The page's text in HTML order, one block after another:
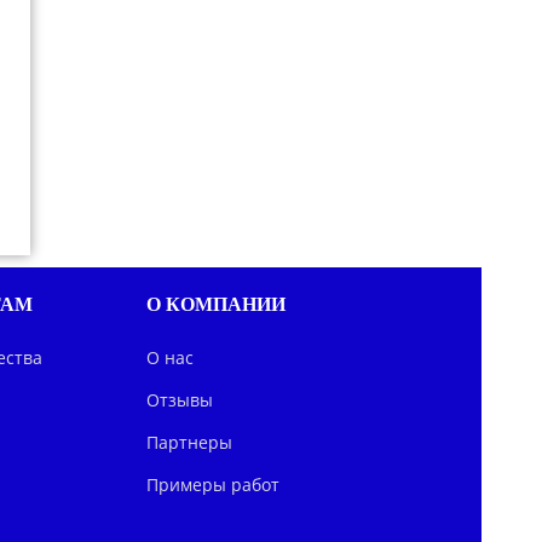
О КОМПАНИИ
О нас
Отзывы
Партнеры
Примеры работ